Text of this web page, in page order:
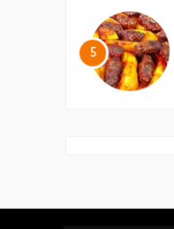
5